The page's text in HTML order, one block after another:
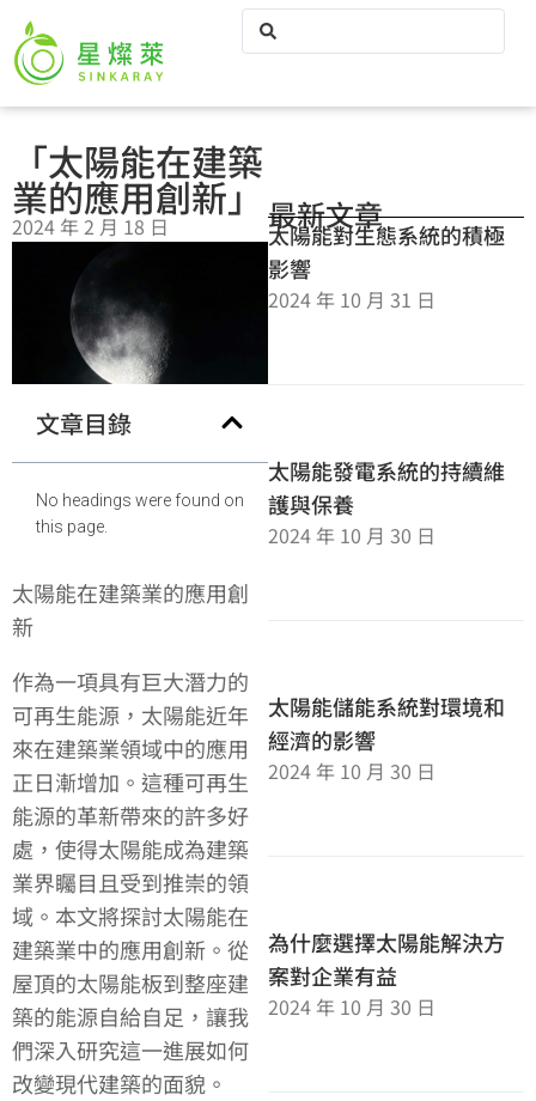
「太陽能在建築
業的應用創新」
2024 年 2 月 18 日
文章目錄
No headings were found on
this page.
太陽能在建築業的應用創
新
作為一項具有巨大潛力的
可再生能源，太陽能近年
來在建築業領域中的應用
正日漸增加。這種可再生
能源的革新帶來的許多好
處，使得太陽能成為建築
業界矚目且受到推崇的領
域。本文將探討太陽能在
建築業中的應用創新。從
屋頂的太陽能板到整座建
築的能源自給自足，讓我
們深入研究這一進展如何
改變現代建築的面貌。
最新文章
太陽能對生態系統的積極
影響
2024 年 10 月 31 日
太陽能發電系統的持續維
護與保養
2024 年 10 月 30 日
太陽能儲能系統對環境和
經濟的影響
2024 年 10 月 30 日
為什麼選擇太陽能解決方
案對企業有益
2024 年 10 月 30 日